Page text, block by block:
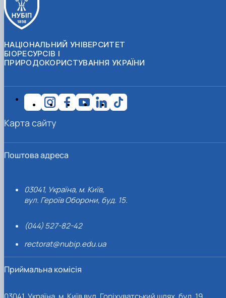
НАЦІОНАЛЬНИЙ УНІВЕРСИТЕТ
БІОРЕСУРСІВ І
ПРИРОДОКОРИСТУВАННЯ УКРАЇНИ
Поштова адреса
03041, Україна, м. Київ,
вул. Героїв Оборони, буд. 15.
(044) 527-82-42
rectorat@nubip.edu.ua
Приймальна комісія
Карта сайту